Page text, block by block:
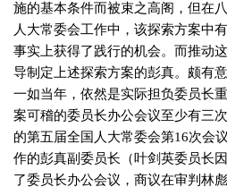
施的基本条件而被束之高阁，但在
人大常委会工作中，该探索方案中
事实上获得了践行的机会。而推动
导制定上述探索方案的彭真。颇有
一如当年，依然是实际担负委员长
案可稽的委员长办公会议至少有三
的第五届全国人大常委会第16次会
作的彭真副委员长（叶剑英委员长
了委员长办公会议，商议在审判林